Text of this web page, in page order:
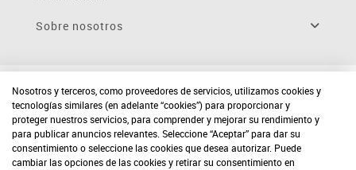
Sobre nosotros
Nosotros y terceros, como proveedores de servicios, utilizamos cookies y
tecnologías similares (en adelante “cookies”) para proporcionar y
proteger nuestros servicios, para comprender y mejorar su rendimiento y
para publicar anuncios relevantes. Seleccione “Aceptar” para dar su
consentimiento o seleccione las cookies que desea autorizar. Puede
cambiar las opciones de las cookies y retirar su consentimiento en